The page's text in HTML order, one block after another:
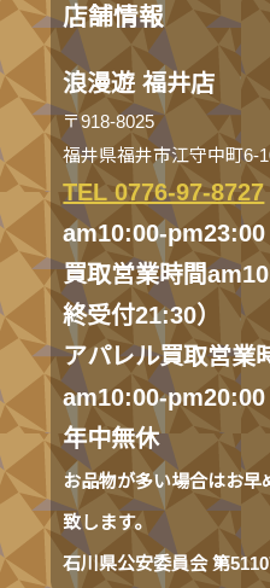
店舗情報
浪漫遊 福井店
〒918-8025
福井県福井市江守中町6-
TEL 0776-97-8727
am10:00-pm23:00
買取営業時間
終受付21:30）
アパレル買取営業
am10:00-pm20:00
年中無休
お品物が多い場合はお
致します。
石川県公安委員会 第